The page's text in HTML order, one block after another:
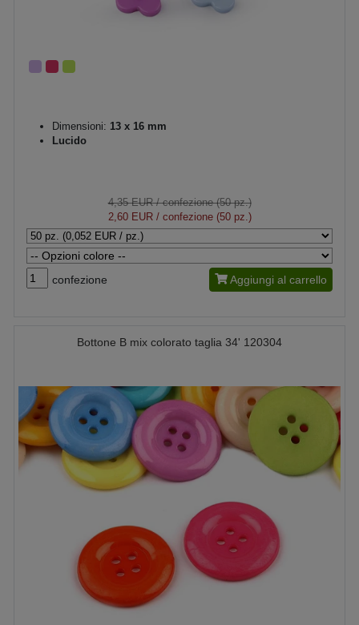
Dimensioni: 13 x 16 mm
Lucido
4,35 EUR/ confezione (50 pz.)
2,60 EUR/ confezione (50 pz.)
confezione Aggiungi al carrello
Bottone B mix colorato taglia 34' 120304